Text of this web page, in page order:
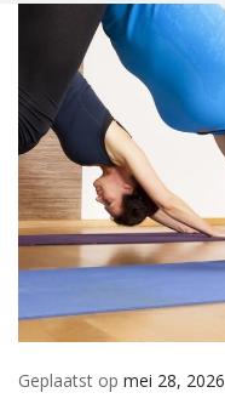
Geplaatst op mei 28, 2026